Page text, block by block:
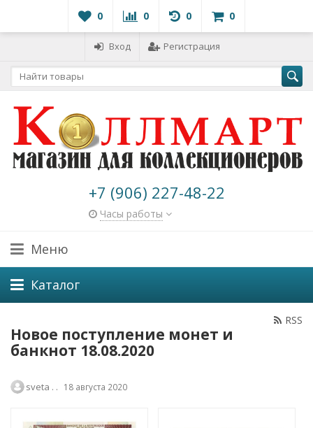
0 0 0 0
Вход Регистрация
+7 (906) 227-48-22
Часы работы
Меню
Каталог
RSS
Новое поступление монет и
банкнот 18.08.2020
sveta . . 18 августа 2020